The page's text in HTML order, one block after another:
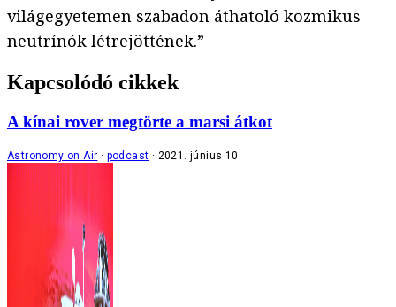
világegyetemen szabadon áthatoló kozmikus
neutrínók létrejöttének.”
Kapcsolódó cikkek
A kínai rover megtörte a marsi átkot
Astronomy on Air podcast 2021. június 10.